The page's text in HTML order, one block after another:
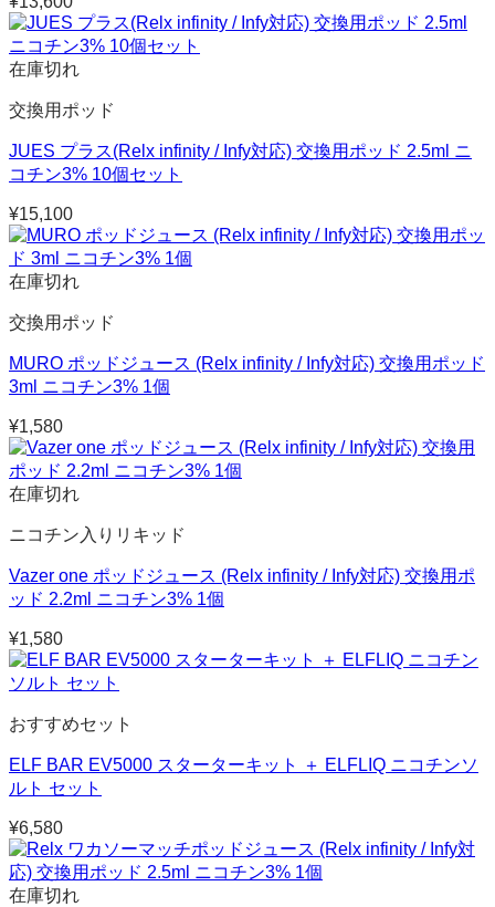
在庫切れ
交換用ポッド
JUES プラス(Relx infinity / Infy対応) 交換用ポッド 2.5ml ニ
コチン3% 10個セット
¥15,100
在庫切れ
交換用ポッド
MURO ポッドジュース (Relx infinity / Infy対応) 交換用ポッド
3ml ニコチン3% 1個
¥1,580
在庫切れ
ニコチン入りリキッド
Vazer one ポッドジュース (Relx infinity / Infy対応) 交換用ポ
ッド 2.2ml ニコチン3% 1個
¥1,580
おすすめセット
ELF BAR EV5000 スターターキット ＋ ELFLIQ ニコチンソ
ルト セット
¥6,580
在庫切れ